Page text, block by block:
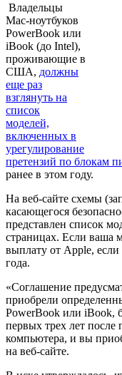
Владельцы
Mac-ноутбуков
PowerBook или
iBook (до Intel),
проживающие в
США, должны
еще раз
взглянуть на
список
моделей,
включенных в
урегулирование
претензий по блокам
ранее в этом году.
На веб-сайте схемы
касающегося
представлен список
страницах. Если ваша
выплату от Apple, если
года.
«Соглашение
приобрели
PowerBook или iBook,
первых трех лет после
компьютера, и вы
на веб-сайте.